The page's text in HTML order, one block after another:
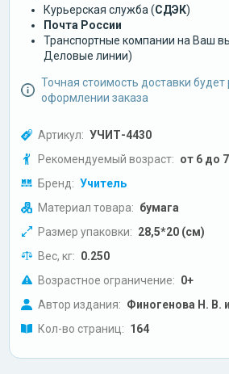
Курьерская служба (СДЭК)
Почта России
Транспортные компании на Ваш
Деловые линии)
Точная стоимость доставки будет
оформлении заказа
Артикул: УЧИТ-4430
Рекомендуемый возраст: от 6 до
Бренд: Учитель
Материал товара: бумага
Размер упаковки: 28,5*20 (см)
Вес, кг: 0.250
Возрастное ограничение: 0+
Автор издания: Финогенова Н. В.
Кол-во страниц: 164